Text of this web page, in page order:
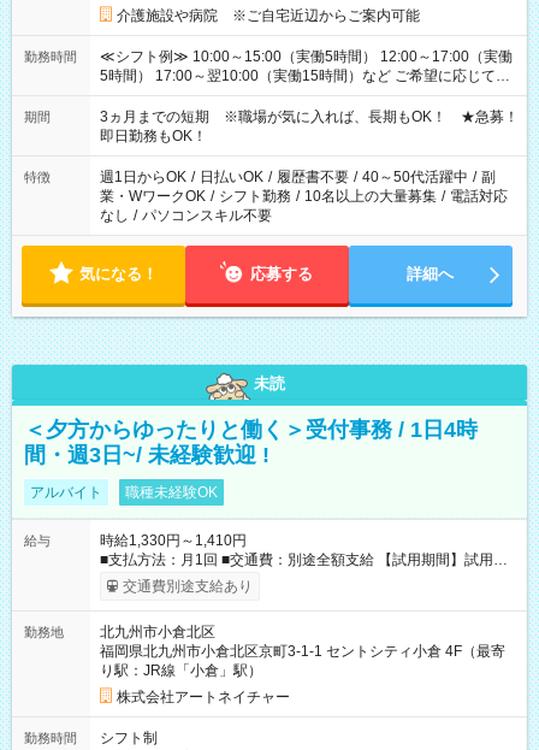
介護施設や病院 ※ご自宅近辺からご案内可能
勤務時間
≪シフト例≫ 10:00～15:00（実働5時間） 12:00～17:00（実働
5時間） 17:00～翌10:00（実働15時間）など ご希望に応じて、
働く時間は調整できます！ お気軽に担当へ相談ください！
期間
3ヵ月までの短期 ※職場が気に入れば、長期もOK！ ★急募！
即日勤務もOK！
特徴 週1日からOK / 日払いOK / 履歴書不要 / 40～50代活躍中 / 副
業・WワークOK / シフト勤務 / 10名以上の大量募集 / 電話対応
なし / パソコンスキル不要
気になる！ 応募する 詳細へ
未読
＜夕方からゆったりと働く＞受付事務 / 1日4時
間・週3日~/ 未経験歓迎 !
アルバイト 職種未経験OK
給与
時給1,330円～1,410円
■支払方法：月1回 ■交通費：別途全額支給 【試用期間】試用期
間あり 試用期間の長さ：6ヶ月 雇用形態、給与は本採用時と同
じです。
交通費別途支給あり
勤務地
北九州市小倉北区
福岡県北九州市小倉北区京町3-1-1 セントシティ小倉 4F（最寄
り駅：JR線「小倉」駅）
株式会社アートネイチャー
勤務時間
シフト制